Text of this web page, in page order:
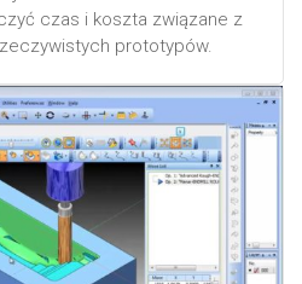
czas i koszta związane z
prototypów.